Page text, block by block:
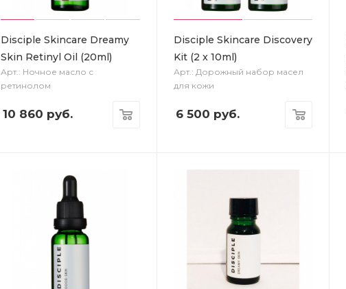
Disciple Skincare Dreamy
Skin Retinyl Oil (20ml)
Арт.: Ночное масло с
ретинолом
10 860 руб.
Disciple Skincare Discovery
Kit (2 x 10ml)
Арт.: Дорожный набор масел
для кожи
6 500 руб.